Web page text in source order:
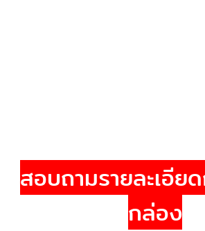
สอบถามรายละเอีย
กล่อง